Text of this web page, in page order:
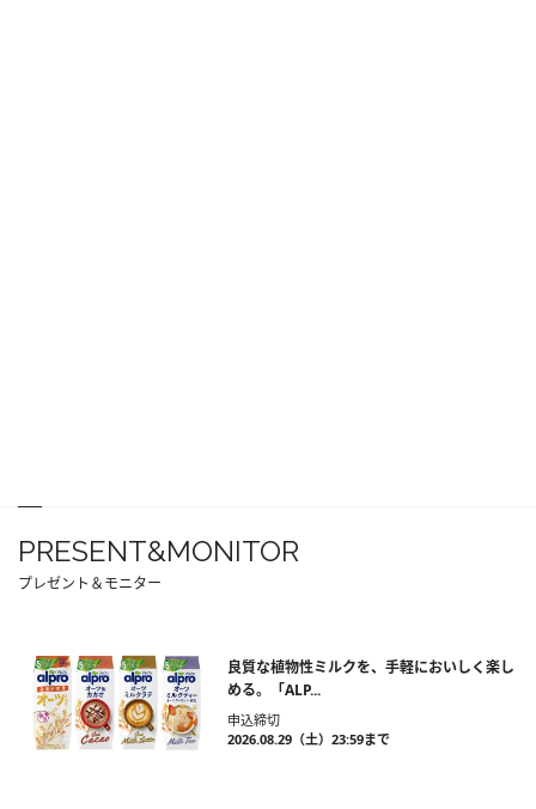
PRESENT&MONITOR
プレゼント＆モニター
良質な植物性ミルクを、手軽においしく楽し
める。「ALP...
申込締切
2026.08.29（土）23:59まで